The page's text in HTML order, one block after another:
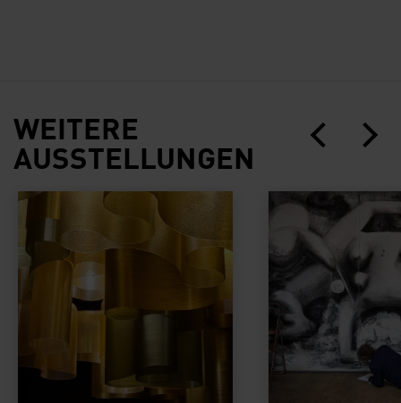
WEITERE
AUSSTELLUNGEN
Klarenbeek & Dros Dana Schutz